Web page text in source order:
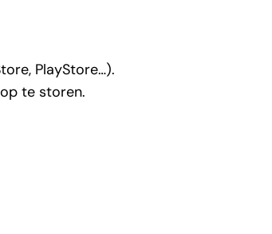
PlayStore…).
te storen.